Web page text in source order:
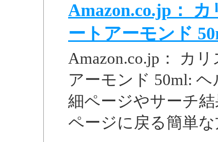
Amazon.co.jp：
ートアーモンド
Amazon.co.jp： カ
アーモンド 50ml:
細ページやサーチ
ページに戻る簡単